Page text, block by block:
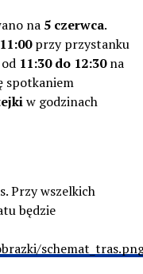
na 5 czerwca.
przy przystanku
11:30 do 12:30na
spotkaniem
w godzinach
Przy wszelkich
będzie